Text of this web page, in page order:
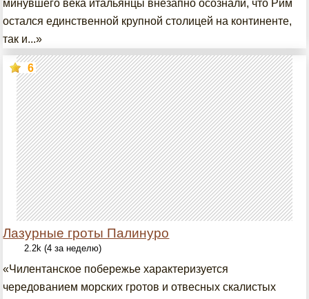
минувшего века итальянцы внезапно осознали, что Рим
остался единственной крупной столицей на континенте,
так и...»
Лазурные гроты Палинуро
6
2.2k (4 за неделю)
«Чилентанское побережье характеризуется
чередованием морских гротов и отвесных скалистых